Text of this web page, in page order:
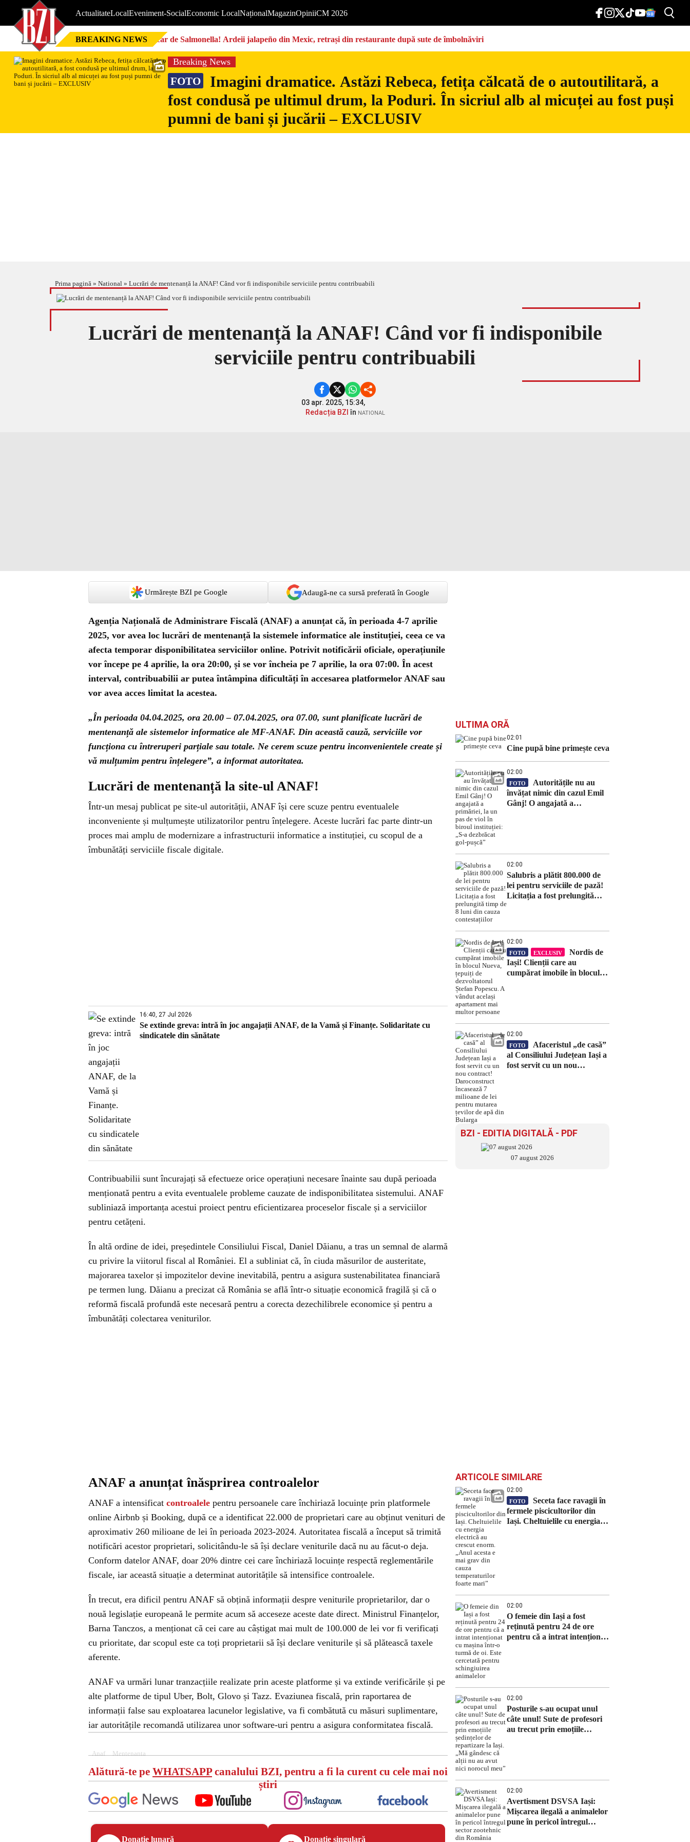
ActualitateLocalEveniment-SocialEconomic LocalNaționalMagazinOpiniiCM 2026
BREAKING NEWS Focar de Salmonella! Ardeii jalapeño din Mexic, retrași din restaurante după sute de îmbolnăviri
Breaking News
FOTO
Imagini dramatice. Astăzi Rebeca, fetița călcată de o autoutilitară, a
fost condusă pe ultimul drum, la Poduri. În sicriul alb al micuței au fost puși
pumni de bani și jucării – EXCLUSIV
Prima pagină » National » Lucrări de mentenanță la ANAF! Când vor fi indisponibile serviciile pentru contribuabili
Lucrări de mentenanță la ANAF! Când vor fi indisponibile
serviciile pentru contribuabili
03 apr. 2025, 15:34,
Redacția BZI în NATIONAL
Urmărește BZI pe Google Adaugă-ne ca sursă preferată în Google
Agenția Națională de Administrare Fiscală (ANAF) a anunțat că, în perioada 4-7 aprilie
2025, vor avea loc lucrări de mentenanță la sistemele informatice ale instituției, ceea ce va
afecta temporar disponibilitatea serviciilor online. Potrivit notificării oficiale, operațiunile
vor începe pe 4 aprilie, la ora 20:00, și se vor încheia pe 7 aprilie, la ora 07:00. În acest
interval, contribuabilii ar putea întâmpina dificultăți în accesarea platformelor ANAF sau
vor avea acces limitat la acestea.
„În perioada 04.04.2025, ora 20.00 – 07.04.2025, ora 07.00, sunt planificate lucrări de
mentenanță ale sistemelor informatice ale MF-ANAF. Din această cauză, serviciile vor
funcționa cu întreruperi parțiale sau totale. Ne cerem scuze pentru inconvenientele create și
vă mulțumim pentru înțelegere”, a informat autoritatea.
Lucrări de mentenanță la site-ul ANAF!
Într-un mesaj publicat pe site-ul autorității, ANAF își cere scuze pentru eventualele
inconveniente și mulțumește utilizatorilor pentru înțelegere. Aceste lucrări fac parte dintr-un
proces mai amplu de modernizare a infrastructurii informatice a instituției, cu scopul de a
îmbunătăți serviciile fiscale digitale.
16:40, 27 Jul 2026
Se extinde greva: intră în joc angajații ANAF, de la Vamă și Finanțe. Solidaritate cu
sindicatele din sănătate
Contribuabilii sunt încurajați să efectueze orice operațiuni necesare înainte sau după perioada
menționată pentru a evita eventualele probleme cauzate de indisponibilitatea sistemului. ANAF
subliniază importanța acestui proiect pentru eficientizarea proceselor fiscale și a serviciilor
pentru cetățeni.
În altă ordine de idei, președintele Consiliului Fiscal, Daniel Dăianu, a tras un semnal de alarmă
cu privire la viitorul fiscal al României. El a subliniat că, în ciuda măsurilor de austeritate,
majorarea taxelor și impozitelor devine inevitabilă, pentru a asigura sustenabilitatea financiară
pe termen lung. Dăianu a precizat că România se află într-o situație economică fragilă și că o
reformă fiscală profundă este necesară pentru a corecta dezechilibrele economice și pentru a
îmbunătăți colectarea veniturilor.
ANAF a anunțat înăsprirea controalelor
ANAF a intensificat controalele pentru persoanele care închiriază locuințe prin platformele
online Airbnb și Booking, după ce a identificat 22.000 de proprietari care au obținut venituri de
aproximativ 260 milioane de lei în perioada 2023-2024. Autoritatea fiscală a început să trimită
notificări acestor proprietari, solicitându-le să își declare veniturile dacă nu au făcut-o deja.
Conform datelor ANAF, doar 20% dintre cei care închiriază locuințe respectă reglementările
fiscale, iar această situație a determinat autoritățile să intensifice controalele.
În trecut, era dificil pentru ANAF să obțină informații despre veniturile proprietarilor, dar o
nouă legislație europeană le permite acum să acceseze aceste date direct. Ministrul Finanțelor,
Barna Tanczos, a menționat că cei care au câștigat mai mult de 100.000 de lei vor fi verificați
cu prioritate, dar scopul este ca toți proprietarii să își declare veniturile și să plătească taxele
aferente.
ANAF va urmări lunar tranzacțiile realizate prin aceste platforme și va extinde verificările și pe
alte platforme de tipul Uber, Bolt, Glovo și Tazz. Evaziunea fiscală, prin raportarea de
informații false sau exploatarea lacunelor legislative, va fi combătută cu măsuri suplimentare,
iar autoritățile recomandă utilizarea unor software-uri pentru a asigura conformitatea fiscală.
Anaf Mentenanta
Alătură-te pe WHATSAPPcanalului BZI, pentru a fi la curent cu cele mai noi
știri
Donație lunară Donație singulară
ULTIMA ORĂ
02:01
Cine pupă bine primește ceva
02:00
FOTO
Autoritățile nu au
învățat nimic din cazul Emil
Gânj! O angajată a
02:00
Salubris a plătit 800.000 de
lei pentru serviciile de pază!
Licitația a fost prelungită
02:00
FOTO EXCLUSIV
Nordis de
Iași! Clienții care au
cumpărat imobile în blocul
02:00
FOTO
Afaceristul „de casă”
al Consiliului Județean Iași a
fost servit cu un nou
BZI - EDITIA DIGITALĂ - PDF
07 august 2026
ARTICOLE SIMILARE
02:00
FOTO
Seceta face ravagii în
fermele piscicultorilor din
Iași. Cheltuielile cu energia
02:00
O femeie din Iași a fost
reținută pentru 24 de ore
pentru că a intrat intenționat
02:00
Posturile s-au ocupat unul
câte unul! Sute de profesori
au trecut prin emoțiile
02:00
Avertisment DSVSA Iași:
Mișcarea ilegală a animalelor
pune în pericol întregul